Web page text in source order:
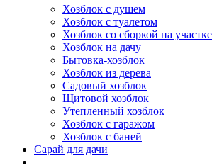
Хозблок с душем
Хозблок с туалетом
Хозблок со сборкой на участке
Хозблок на дачу
Бытовка-хозблок
Хозблок из дерева
Садовый хозблок
Щитовой хозблок
Утепленный хозблок
Хозблок с гаражом
Хозблок с баней
Сарай для дачи